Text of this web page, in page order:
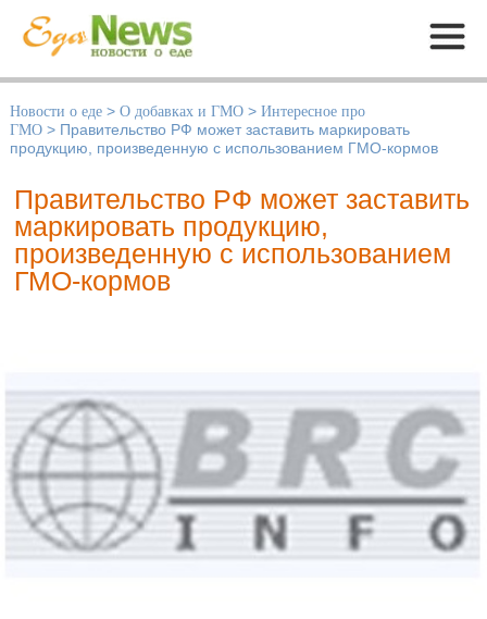
Меню
Новости о еде > О добавках и ГМО > Интересное про
ГМО > Правительство РФ может заставить маркировать
продукцию, произведенную с использованием ГМО-кормов
Правительство РФ может заставить
маркировать продукцию,
произведенную с использованием
ГМО-кормов